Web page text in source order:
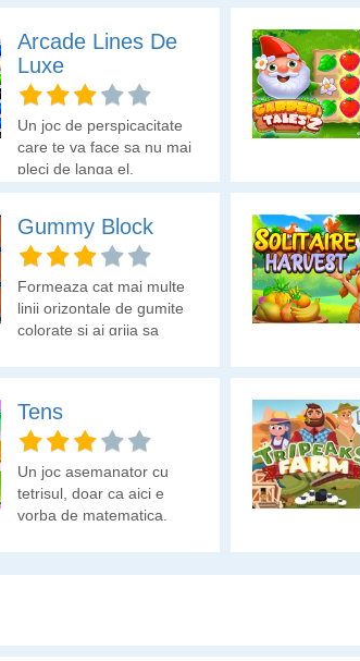
Arcade Lines De
Luxe
Un joc de perspicacitate
care te va face sa nu mai
pleci de langa el.
Gummy Block
Formeaza cat mai multe
linii orizontale de gumite
colorate si ai grija sa
Tens
Un joc asemanator cu
tetrisul, doar ca aici e
vorba de matematica.
10.